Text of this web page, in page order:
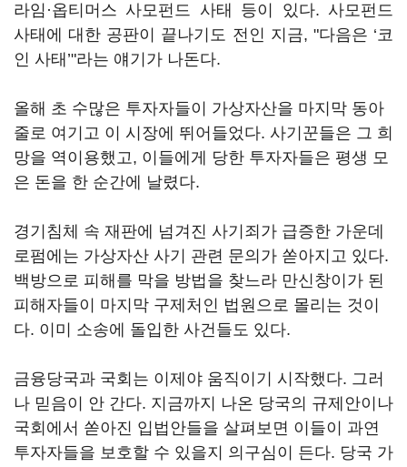
라임·옵티머스 사모펀드 사태 등이 있다. 사모펀드
사태에 대한 공판이 끝나기도 전인 지금, "다음은 ‘코
인 사태’"라는 얘기가 나돈다.
올해 초 수많은 투자자들이 가상자산을 마지막 동아
줄로 여기고 이 시장에 뛰어들었다. 사기꾼들은 그 희
망을 역이용했고, 이들에게 당한 투자자들은 평생 모
은 돈을 한 순간에 날렸다.
경기침체 속 재판에 넘겨진 사기죄가 급증한 가운데
로펌에는 가상자산 사기 관련 문의가 쏟아지고 있다.
백방으로 피해를 막을 방법을 찾느라 만신창이가 된
피해자들이 마지막 구제처인 법원으로 몰리는 것이
다. 이미 소송에 돌입한 사건들도 있다.
금융당국과 국회는 이제야 움직이기 시작했다. 그러
나 믿음이 안 간다. 지금까지 나온 당국의 규제안이나
국회에서 쏟아진 입법안들을 살펴보면 이들이 과연
투자자들을 보호할 수 있을지 의구심이 든다. 당국 가